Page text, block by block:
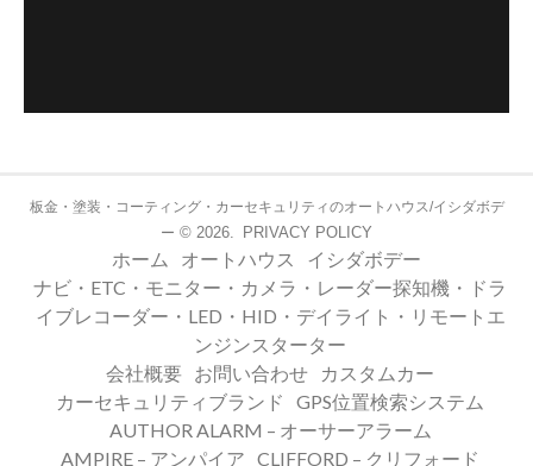
板金・塗装・コーティング・カーセキュリティのオートハウス/イシダボデ
ー © 2026. PRIVACY POLICY
ホーム オートハウス
イシダボデー
ナビ・ETC・モニター・カメラ・レーダー探知機・ドラ
イブレコーダー・LED・HID・デイライト・リモートエ
ンジンスターター
会社概要 お問い合わせ
カスタムカー
カーセキュリティブランド
GPS位置検索システム
AUTHOR ALARM – オーサーアラーム
AMPIRE – アンパイア CLIFFORD – クリフォード